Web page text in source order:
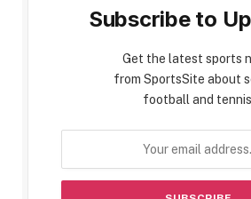
Subscribe to
Get the latest sports
from SportsSite about
football and